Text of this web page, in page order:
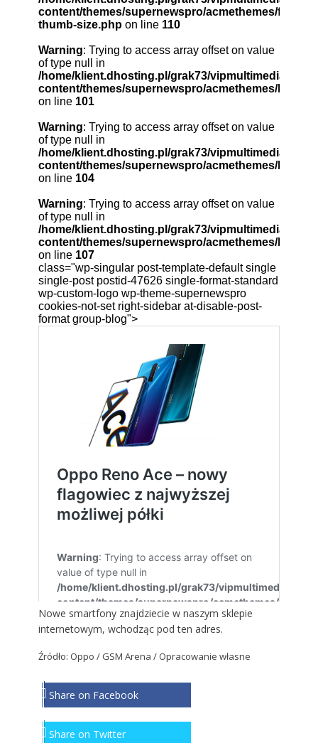
Nowe smartfony znajdziecie w naszym sklepie
internetowym, wchodząc pod ten adres.
Źródło: Oppo / GSM Arena / Opracowanie własne
Share on Facebook
Share on Twitter